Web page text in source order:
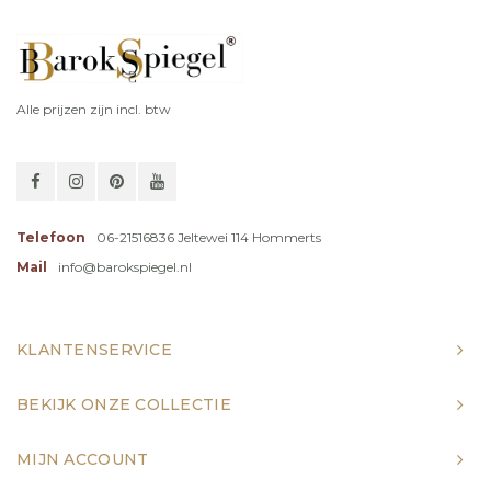
Alle prijzen zijn incl. btw
Telefoon
06-21516836 Jeltewei 114 Hommerts
Mail
info@barokspiegel.nl
KLANTENSERVICE
BEKIJK ONZE COLLECTIE
MIJN ACCOUNT